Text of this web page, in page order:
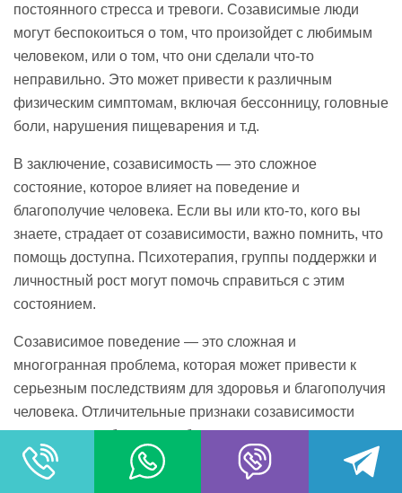
постоянного стресса и тревоги. Созависимые люди
могут беспокоиться о том, что произойдет с любимым
человеком, или о том, что они сделали что-то
неправильно. Это может привести к различным
физическим симптомам, включая бессонницу, головные
боли, нарушения пищеварения и т.д.
В заключение, созависимость — это сложное
состояние, которое влияет на поведение и
благополучие человека. Если вы или кто-то, кого вы
знаете, страдает от созависимости, важно помнить, что
помощь доступна. Психотерапия, группы поддержки и
личностный рост могут помочь справиться с этим
состоянием.
Созависимое поведение — это сложная и
многогранная проблема, которая может привести к
серьезным последствиям для здоровья и благополучия
человека. Отличительные признаки созависимости
включают в себя неспособность установить границы,
подавление своих потребностей и чувств, а также
увлечение заботой о других людях, что мешает